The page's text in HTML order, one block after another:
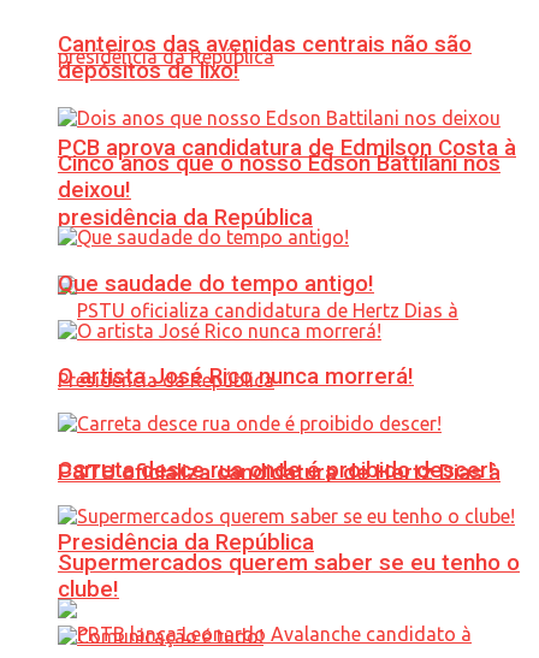
PCB aprova candidatura de Edmilson Costa à
presidência da República
PSTU oficializa candidatura de Hertz Dias à
Presidência da República
Canteiros das avenidas centrais não são
depósitos de lixo!
Cinco anos que o nosso Edson Battilani nos
deixou!
Que saudade do tempo antigo!
O artista José Rico nunca morrerá!
Carreta desce rua onde é proibido descer!
Supermercados querem saber se eu tenho o
clube!